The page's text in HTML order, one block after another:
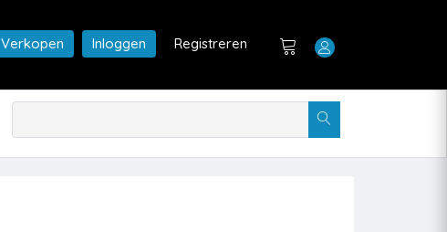
Verkopen Inloggen Registreren